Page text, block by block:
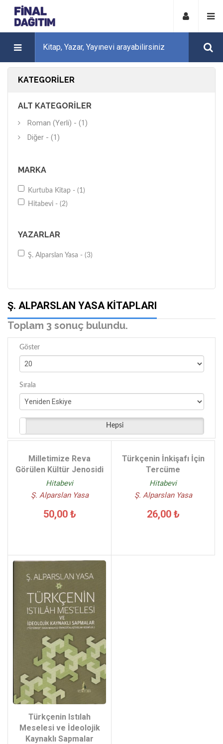
KATEGORILER
ALT KATEGORILER
Roman (Yerli) - (1)
Diğer - (1)
MARKA
Kurtuba Kitap - (1)
Hitabevi - (2)
YAZARLAR
Ş. Alparslan Yasa - (3)
Ş. ALPARSLAN YASA KITAPLARI
Toplam 3 sonuç bulundu.
Göster
Sırala
Hepsi
Milletimize Reva
Görülen Kültür Jenosidi
Hitabevi
Ş. Alparslan Yasa
50,00 ₺
Türkçenin İnkişafı İçin
Tercüme
Hitabevi
Ş. Alparslan Yasa
26,00 ₺
Türkçenin Istılah
Meselesi ve İdeolojik
Kaynaklı Sapmalar